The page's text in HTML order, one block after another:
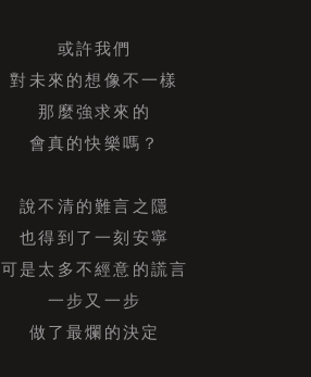
或許我們
對未來的想像不一樣
那麼強求來的
會真的快樂嗎？
說不清的難言之隱
也得到了一刻安寧
可是太多不經意的謊言
一步又一步
做了最爛的決定